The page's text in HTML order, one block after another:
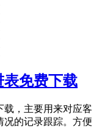
免费下载
载，主要用来对应客
况的记录跟踪。方便